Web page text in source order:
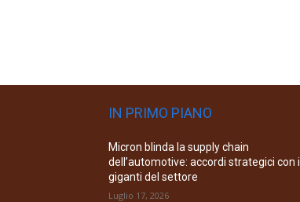
IN PRIMO PIANO
Micron blinda la supply chain
dell’automotive: accordi strategici con i
giganti del settore
Luglio 17, 2026